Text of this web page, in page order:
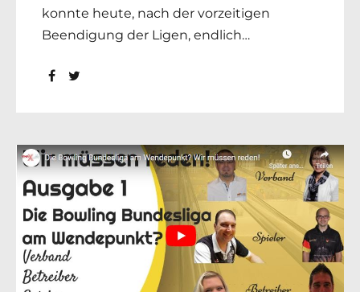
konnte heute, nach der vorzeitigen
Beendigung der Ligen, endlich
nicht alle Spieler daran teilnehmen, doch
Elmshorn Platz 2: FTSV Fortuna Elmshorn
Platz 3: BV Elbe ...